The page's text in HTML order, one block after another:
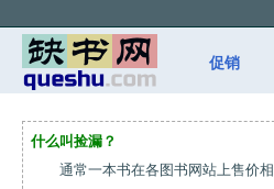
促销
什么叫捡漏？
通常一本书在各图书网站上售价相